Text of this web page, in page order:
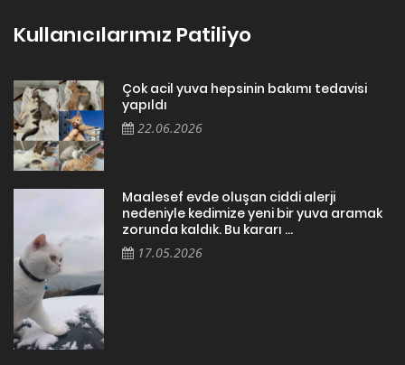
Kullanıcılarımız Patiliyo
Çok acil yuva hepsinin bakımı tedavisi
yapıldı
22.06.2026
Maalesef evde oluşan ciddi alerji
nedeniyle kedimize yeni bir yuva aramak
zorunda kaldık. Bu kararı ...
17.05.2026